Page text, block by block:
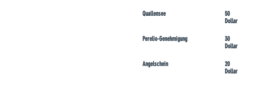
Quallensee
Perelio-Genehmigung
Angelschein
50
Dollar
30
Dollar
20
Dollar